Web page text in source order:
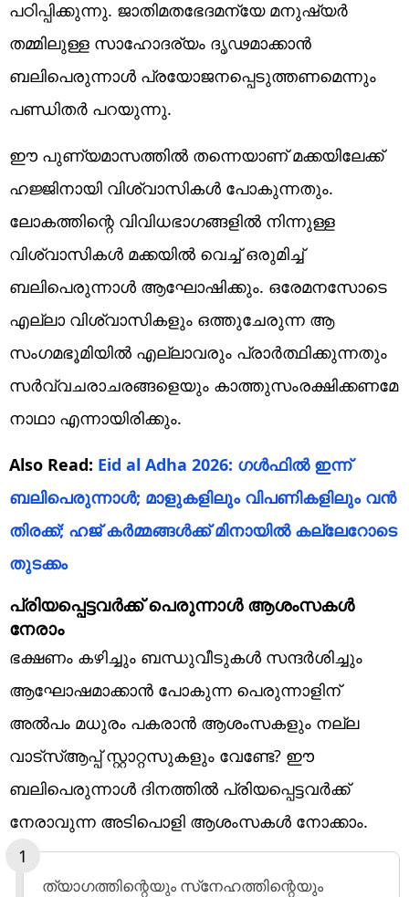
പഠിപ്പിക്കുന്നു. ജാതിമതഭേദമന്യേ മനുഷ്യര്‍
തമ്മിലുള്ള സാഹോദര്യം ദൃഢമാക്കാന്‍
ബലിപെരുന്നാള്‍ പ്രയോജനപ്പെടുത്തണമെന്നും
പണ്ഡിതര്‍ പറയുന്നു.
ഈ പുണ്യമാസത്തില്‍ തന്നെയാണ് മക്കയിലേക്ക്
ഹജ്ജിനായി വിശ്വാസികള്‍ പോകുന്നതും.
ലോകത്തിന്റെ വിവിധഭാഗങ്ങളില്‍ നിന്നുള്ള
വിശ്വാസികള്‍ മക്കയില്‍ വെച്ച് ഒരുമിച്ച്
ബലിപെരുന്നാള്‍ ആഘോഷിക്കും. ഒരേമനസോടെ
എല്ലാ വിശ്വാസികളും ഒത്തുചേരുന്ന ആ
സംഗമഭൂമിയില്‍ എല്ലാവരും പ്രാര്‍ത്ഥിക്കുന്നതും
സര്‍വ്വചരാചരങ്ങളെയും കാത്തുസംരക്ഷിക്കണമേ
നാഥാ എന്നായിരിക്കും.
Also Read: Eid al Adha 2026: ഗൾഫിൽ ഇന്ന്
ബലിപെരുന്നാൾ; മാളുകളിലും വിപണികളിലും വൻ
തിരക്ക്; ഹജ് കർമ്മങ്ങൾക്ക് മിനായിൽ കല്ലേറോടെ
തുടക്കം
പ്രിയപ്പെട്ടവര്‍ക്ക് പെരുന്നാള്‍ ആശംസകള്‍
നേരാം
ഭക്ഷണം കഴിച്ചും ബന്ധുവീടുകള്‍ സന്ദര്‍ശിച്ചും
ആഘോഷമാക്കാന്‍ പോകുന്ന പെരുന്നാളിന്
അല്‍പം മധുരം പകരാന്‍ ആശംസകളും നല്ല
വാട്‌സ്ആപ്പ് സ്റ്റാറ്റസുകളും വേണ്ടേ? ഈ
ബലിപെരുന്നാള്‍ ദിനത്തില്‍ പ്രിയപ്പെട്ടവര്‍ക്ക്
നേരാവുന്ന അടിപൊളി ആശംസകള്‍ നോക്കാം.
ത്യാഗത്തിന്റെയും സ്‌നേഹത്തിന്റെയും